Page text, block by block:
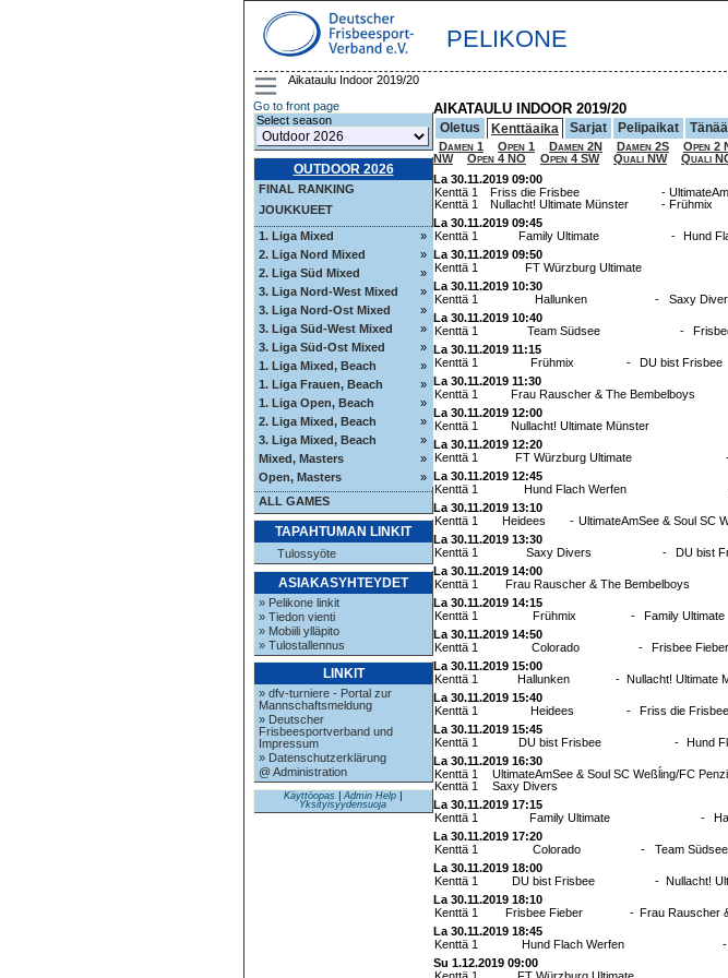
PELIKONE
Aikataulu Indoor 2019/20
Go to front page
Select season
OUTDOOR 2026
FINAL RANKING
JOUKKUEET
1. Liga Mixed
»
2. Liga Nord Mixed
»
2. Liga Süd Mixed
»
3. Liga Nord-West Mixed
»
3. Liga Nord-Ost Mixed
»
3. Liga Süd-West Mixed
»
3. Liga Süd-Ost Mixed
»
1. Liga Mixed, Beach
»
1. Liga Frauen, Beach
»
1. Liga Open, Beach
»
2. Liga Mixed, Beach
»
3. Liga Mixed, Beach
»
Mixed, Masters
»
Open, Masters
»
ALL GAMES
TAPAHTUMAN LINKIT
Tulossyöte
ASIAKASYHTEYDET
» Pelikone linkit
» Tiedon vienti
» Mobiili ylläpito
» Tulostallennus
LINKIT
» dfv-turniere - Portal zur
Mannschaftsmeldung
» Deutscher
Frisbeesportverband und
Impressum
» Datenschutzerklärung
@ Administration
Käyttöopas Admin Help
Yksityisyydensuoja
AIKATAULU INDOOR 2019/20
Oletus Kenttäaika Sarjat Pelipaikat
Damen 1 Open 1 Damen 2N Damen 2S Open 2
NW
Open 4 NO Open 4 SW Quali NW Quali
La 30.11.2019 09:00
Kenttä 1
Friss die Frisbee -
Kenttä 1
Nullacht! Ultimate Münster - Frühmix
La 30.11.2019 09:45
Kenttä 1
Family Ultimate - Hund
La 30.11.2019 09:50
Kenttä 1
FT Würzburg Ultimate
La 30.11.2019 10:30
Kenttä 1
Hallunken - Saxy
La 30.11.2019 10:40
Kenttä 1
Team Südsee -
La 30.11.2019 11:15
Kenttä 1
Frühmix - DU bist Frisbee
La 30.11.2019 11:30
Kenttä 1
Frau Rauscher & The Bembelboys
La 30.11.2019 12:00
Kenttä 1
Nullacht! Ultimate Münster
La 30.11.2019 12:20
Kenttä 1
FT Würzburg Ultimate
La 30.11.2019 12:45
Kenttä 1
Hund Flach Werfen
La 30.11.2019 13:10
Kenttä 1
Heidees - UltimateAmSee & Soul SC
La 30.11.2019 13:30
Kenttä 1
Saxy Divers - DU bist
La 30.11.2019 14:00
Kenttä 1
Frau Rauscher & The Bembelboys
La 30.11.2019 14:15
Kenttä 1
Frühmix - Family Ultimate
La 30.11.2019 14:50
Kenttä 1
Colorado - Frisbee Fieber
La 30.11.2019 15:00
Kenttä 1
Hallunken - Nullacht! Ultimate
La 30.11.2019 15:40
Kenttä 1
Heidees - Friss die Frisbee
La 30.11.2019 15:45
Kenttä 1
DU bist Frisbee - Hund
La 30.11.2019 16:30
Kenttä 1
UltimateAmSee & Soul SC Weßĺing/FC
Kenttä 1
Saxy Divers
La 30.11.2019 17:15
Kenttä 1
Family Ultimate -
La 30.11.2019 17:20
Kenttä 1
Colorado - Team Südsee
La 30.11.2019 18:00
Kenttä 1
DU bist Frisbee - Nullacht!
La 30.11.2019 18:10
Kenttä 1
Frisbee Fieber - Frau Rauscher
La 30.11.2019 18:45
Kenttä 1
Hund Flach Werfen -
Su 1.12.2019 09:00